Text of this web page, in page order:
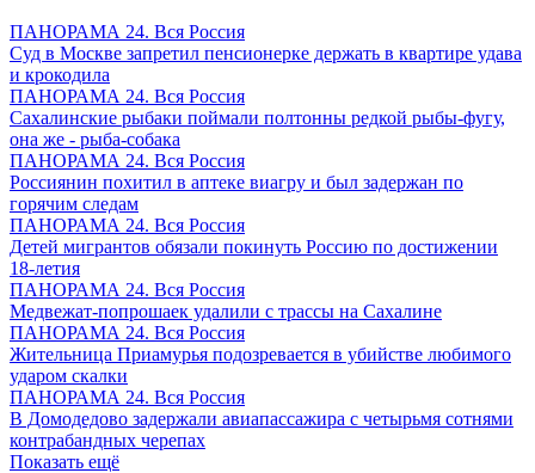
ПАНОРАМА 24. Вся Россия
Суд в Москве запретил пенсионерке держать в квартире удава
и крокодила
ПАНОРАМА 24. Вся Россия
Сахалинские рыбаки поймали полтонны редкой рыбы-фугу,
она же - рыба-собака
ПАНОРАМА 24. Вся Россия
Россиянин похитил в аптеке виагру и был задержан по
горячим следам
ПАНОРАМА 24. Вся Россия
Детей мигрантов обязали покинуть Россию по достижении
18-летия
ПАНОРАМА 24. Вся Россия
Медвежат-попрошаек удалили с трассы на Сахалине
ПАНОРАМА 24. Вся Россия
Жительница Приамурья подозревается в убийстве любимого
ударом скалки
ПАНОРАМА 24. Вся Россия
В Домодедово задержали авиапассажира с четырьмя сотнями
контрабандных черепах
Показать ещё